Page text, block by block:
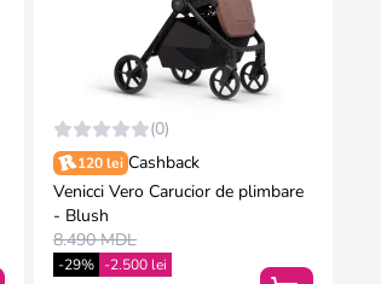
(0)
120 lei Cashback
Venicci Vero Carucior de plimbare
- Blush
8.490 MDL
-29% -2.500 lei